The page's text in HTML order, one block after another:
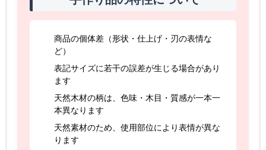
商品の個体差（形状・仕上げ・刃の表情な
ど）
表記サイズに若干の誤差が生じる場合があり
ます
天然木材の柄は、色味・木目・質感が一本一
本異なります
天然素材のため、使用部位により表情が異な
ります